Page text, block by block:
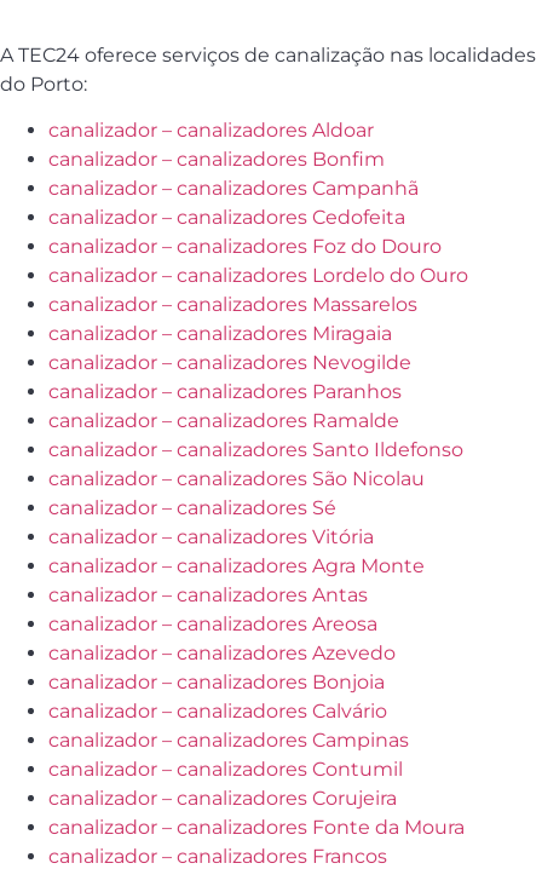
A TEC24 oferece serviços de canalização nas localidades
do Porto:
canalizador – canalizadores Aldoar
canalizador – canalizadores Bonfim
canalizador – canalizadores Campanhã
canalizador – canalizadores Cedofeita
canalizador – canalizadores Foz do Douro
canalizador – canalizadores Lordelo do Ouro
canalizador – canalizadores Massarelos
canalizador – canalizadores Miragaia
canalizador – canalizadores Nevogilde
canalizador – canalizadores Paranhos
canalizador – canalizadores Ramalde
canalizador – canalizadores Santo Ildefonso
canalizador – canalizadores São Nicolau
canalizador – canalizadores Sé
canalizador – canalizadores Vitória
canalizador – canalizadores Agra Monte
canalizador – canalizadores Antas
canalizador – canalizadores Areosa
canalizador – canalizadores Azevedo
canalizador – canalizadores Bonjoia
canalizador – canalizadores Calvário
canalizador – canalizadores Campinas
canalizador – canalizadores Contumil
canalizador – canalizadores Corujeira
canalizador – canalizadores Fonte da Moura
canalizador – canalizadores Francos